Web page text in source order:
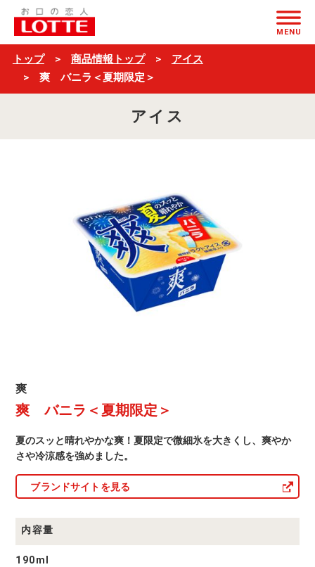
爽
バ
ニ
＜
期
MENU
トップ 商品情報トップ
アイス
爽 バニラ＜夏期限定＞
アイス
爽
品
爽
爽 バニラ＜夏期限定＞
夏のスッと晴れやかな爽！夏限定で微細氷を大きくし、爽やか
さや冷涼感を強めました。
ブランドサイトを見る
内容量
190ml